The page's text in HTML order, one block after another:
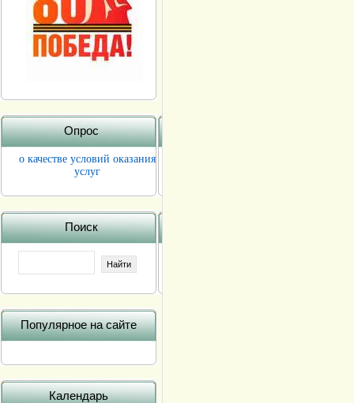
Опрос
о качестве условий оказания
услуг
Поиск
Популярное на сайте
Календарь